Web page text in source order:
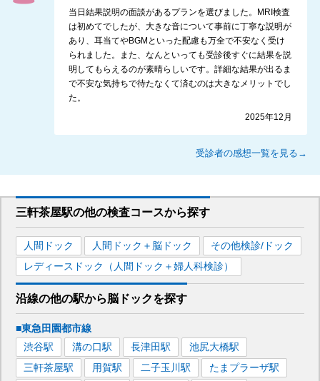
当日結果説明の面談があるプランを選びました。MRI検査
は初めてでしたが、大きな音について事前に丁寧な説明が
あり、耳当てやBGMといった配慮も万全で不安なく受け
られました。また、なんといっても受診後すぐに結果を説
明してもらえるのが素晴らしいです。詳細な結果が出るま
で不安な気持ちで待たなくて済むのは大きなメリットでし
た。
2025年12月
受診者の感想一覧を見る→
三軒茶屋駅の他の検査コースから探す
人間ドック 人間ドック＋脳ドック
その他検診/ドック
レディースドック（人間ドック＋婦人科検診）
沿線の他の駅から脳ドックを探す
■東急田園都市線
渋谷駅 溝の口駅 長津田駅 池尻大橋駅
三軒茶屋駅 用賀駅 二子玉川 駅 たまプラーザ駅